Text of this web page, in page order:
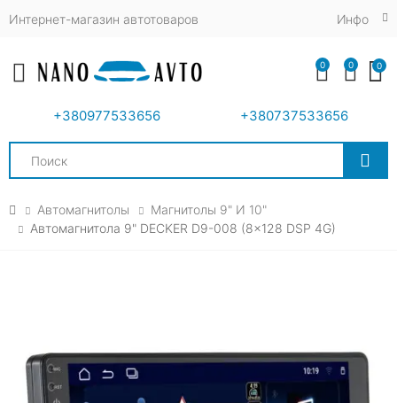
Интернет-магазин автотоваров Инфо
Toggle mobile menu
+380977533656 +380737533656
Search
0 0 0
Автомагнитолы
Магнитолы 9" И 10"
Автомагнитола 9" DECKER D9-008 (8x128 DSP 4G)